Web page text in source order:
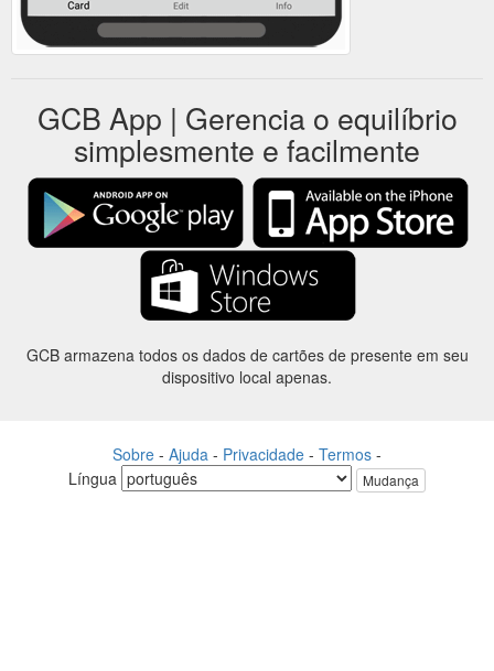
GCB App | Gerencia o equilíbrio
simplesmente e facilmente
GCB armazena todos os dados de cartões de presente em seu
dispositivo local apenas.
Sobre - Ajuda - Privacidade - Termos -
Língua
Mudança